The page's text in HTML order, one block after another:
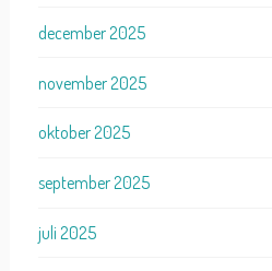
december 2025
november 2025
oktober 2025
september 2025
juli 2025